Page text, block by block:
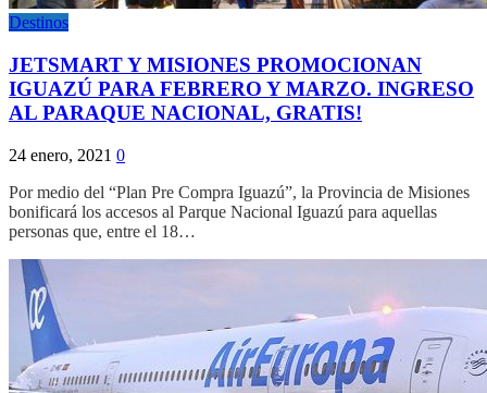
Destinos
JETSMART Y MISIONES PROMOCIONAN
IGUAZÚ PARA FEBRERO Y MARZO. INGRESO
AL PARAQUE NACIONAL, GRATIS!
24 enero, 2021 0
Por medio del “Plan Pre Compra Iguazú”, la Provincia de Misiones
bonificará los accesos al Parque Nacional Iguazú para aquellas
personas que, entre el 18…